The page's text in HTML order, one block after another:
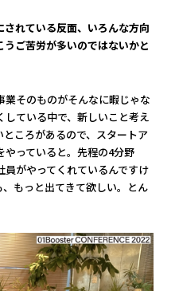
れている反面、いろんな方向
ご苦労が多いのではないかと
業そのものがそんなに暇じゃな
ている中で、新しいこと考え
ころがあるので、スタートア
やっていると。先程の4分野
がやってくれているんですけ
もっと出てきて欲しい。とん